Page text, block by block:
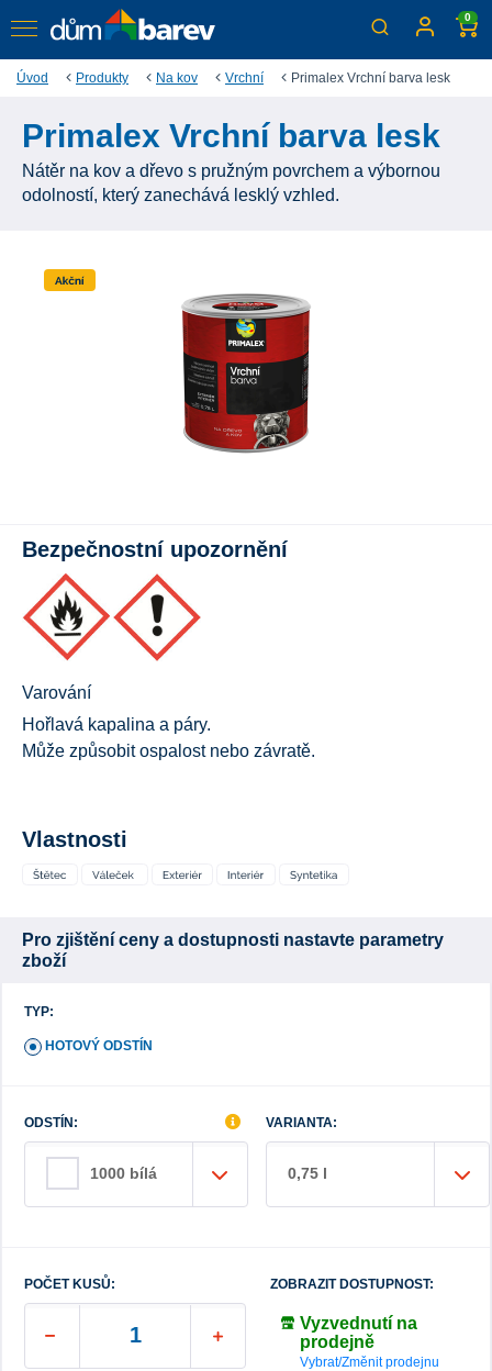
0
Úvod Produkty Na kov Vrchní Primalex Vrchní barva lesk
Primalex Vrchní barva lesk
Nátěr na kov a dřevo s pružným povrchem a výbornou
odolností, který zanechává lesklý vzhled.
Bezpečnostní upozornění
Varování
Hořlavá kapalina a páry.
Může způsobit ospalost nebo závratě.
Vlastnosti
Pro zjištění ceny a dostupnosti nastavte parametry
zboží
TYP:
HOTOVÝ ODSTÍN
ODSTÍN:
1000 bílá
VARIANTA:
0,75 l
POČET KUSŮ: ZOBRAZIT DOSTUPNOST:
Vyzvednutí na
prodejně
Vybrat/Změnit prodejnu